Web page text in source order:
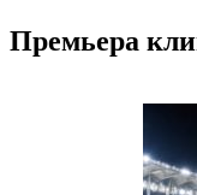
Премьера